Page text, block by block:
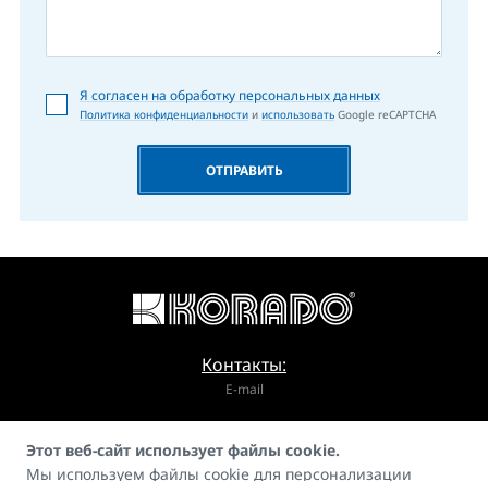
Я согласен на обработку персональных данных
Политика конфиденциальности и использовать Google reCAPTCHA
ОТПРАВИТЬ
Контакты:
E-mail
info@korado.cz
Этот веб-сайт использует файлы cookie.
Мы используем файлы cookie для персонализации